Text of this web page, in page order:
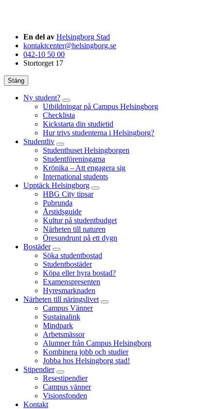
En del av Helsingborg Stad
kontaktcenter@helsingborg.se
042-10 50 00
Stortorget 17
Stäng
Ny student?
Utbildningar på Campus Helsingborg
Checklista
Kickstarta din studietid
Hur trivs studenterna i Helsingborg?
Studentliv
Studenthuset Helsingborgen
Studentföreningarna
Krönika – Att engagera sig
International students
Upptäck Helsingborg
HBG City tipsar
Pubrunda
Årstidsguide
Kultur på studentbudget
Närheten till naturen
Öresundrunt på ett dygn
Bostäder
Söka studentbostad
Studentbostäder
Köpa eller hyra bostad?
Examenspresenten
Hyresmarknaden
Närheten till näringslivet
Campus Vänner
Sustainalink
Mindpark
Arbetsmässor
Alumner från Campus Helsingborg
Kombinera jobb och studier
Jobba hos Helsingborg stad!
Stipendier
Resestipendier
Campus vänner
Visionsfonden
Kontakt